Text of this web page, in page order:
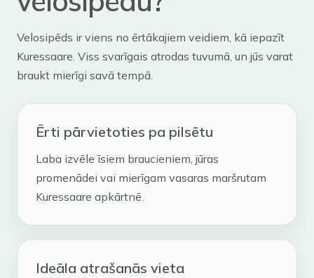
Velosipēds ir viens no ērtākajiem veidiem, kā iepazīt
Kuressaare. Viss svarīgais atrodas tuvumā, un jūs varat
braukt mierīgi savā tempā.
Ērti pārvietoties pa pilsētu
Laba izvēle īsiem braucieniem, jūras
promenādei vai mierīgam vasaras maršrutam
Kuressaare apkārtnē.
Ideāla atrašanās vieta